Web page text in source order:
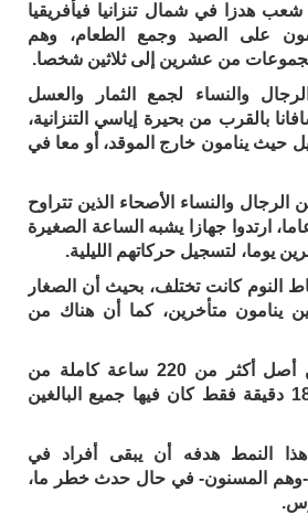
هدزا في شمال تنزانيا فيأفريقيا
على الصيد وجمع الطعام، وهم
من عشرين إلى ثلاثين شخصا.
والنساء لجمع الثمار والعسل
بالقرب من بحيرة إياسي التنزانية،
حيث ينامون خارج الموقد، أو معا في
الدراسة 33 من الرجال والنساء الأصحاء الذين تتراوح
بين 20 و60 عاما، ارتدوا جهازا يشبه الساعة الصغيرة
يوما، لتسجيل حركاتهم الليلية.
النوم كانت تختلف، بحيث أن الصغار
ينامون متأخرين، كما أن هناك من
ووجد الباحثون أن من أصل أكثر من 220 ساعة كاملة من
المراقبة، كانت هناك 18 دقيقة فقط كان فيها جميع البالغين
هذا النمط هدفه أن يبقى أفراد في
-وهم المسنون- في حال حدث خطر ما،